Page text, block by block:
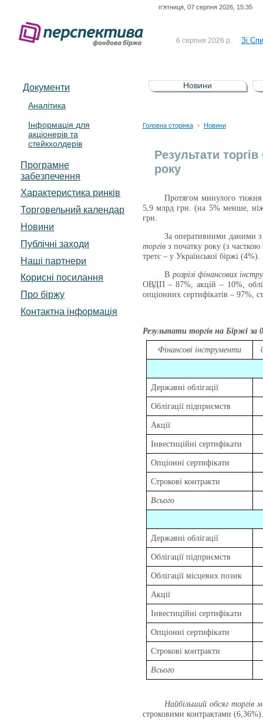
п'ятниця, 07 серпня 2026, 15:35
6 серпня 2026 р. Зі
5 серпня 2026 р.
Зі
UA4000232607)
4 серпня 2026 р.
Документи
Аналітика
Інформація для
акціонерів та
стейкхолдерів
Програмне
забезпечення
Характеристика pинків
Торговельний календар
Новини
Публічні заходи
Наші партнери
Корисні посилання
Про біржу
Контактна інформація
Новини
Головна сторінка > Новини
Результати
року
Протягом минулого тижня
5,9 млрд грн. (на 5% менше, ніж
грн.
За оперативними даними
торгів з початку року (з
третє – у Української біржі (4%).
В розрізі фінансових
ОВДП – 87%, акцій – 10%,
опціонних сертифікатів – 97%,
Результати торгів на Біржі за
Фінансові інструменти
Державні облігації
Облігації підприємств
Акції
Інвестиційні сертифікати
Опціонні сертифікати
Строкові контракти
Всього
Державні облігації
Облігації підприємств
Облігації місцевих позик
Акції
Інвестиційні сертифікати
Опціонні сертифікати
Строкові контракти
Всього
Найбільший обсяг торгів
строковими контрактами (6,36%).